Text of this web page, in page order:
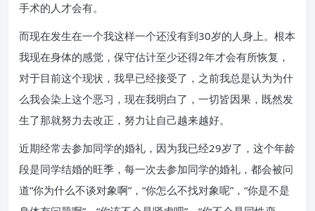
手术的人才会有。
而现在发生在一个我这样一个还没有到30岁的人身上。根本
我现在身体的感觉，保守估计至少还得2年才会有所恢复，
对于目前这个现状，我早已经接受了，之前我总是认为为什
么我会染上这个恶习，现在我明白了，一切皆因果，既然发
生了那就努力去改正，努力让自己越来越好。
近期经常去参加同学的婚礼，因为我已经29岁了，这个年龄
段是同学结婚的旺季，每一次去参加同学的婚礼，都会被问
道“你为什么不谈对象啊”，“你怎么不找对象呢”，“你是不是